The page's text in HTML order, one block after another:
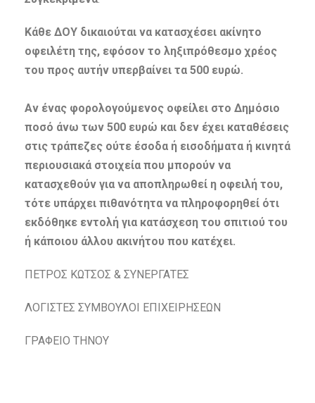
Κάθε ΔΟΥ δικαιούται να κατασχέσει ακίνητο
οφειλέτη της, εφόσον το ληξιπρόθεσμο χρέος
του προς αυτήν υπερβαίνει τα 500 ευρώ.
Αν ένας φορολογούμενος οφείλει στο Δημόσιο
ποσό άνω των 500 ευρώ και δεν έχει καταθέσεις
στις τράπεζες ούτε έσοδα ή εισοδήματα ή κινητά
περιουσιακά στοιχεία που μπορούν να
κατασχεθούν για να αποπληρωθεί η οφειλή του,
τότε υπάρχει πιθανότητα να πληροφορηθεί ότι
εκδόθηκε εντολή για κατάσχεση του σπιτιού του
ή κάποιου άλλου ακινήτου που κατέχει.
ΠΕΤΡΟΣ ΚΩΤΣΟΣ & ΣΥΝΕΡΓΑΤΕΣ
ΛΟΓΙΣΤΕΣ ΣΥΜΒΟΥΛΟΙ ΕΠΙΧΕΙΡΗΣΕΩΝ
ΓΡΑΦΕΙΟ ΤΗΝΟΥ